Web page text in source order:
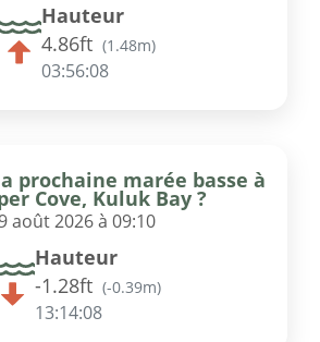
Hauteur
4.86ft (1.48m)
03:56:08
prochaine marée basse à
Cove, Kuluk Bay ?
9 août 2026 à 09:10
Hauteur
-1.28ft (-0.39m)
13:14:08